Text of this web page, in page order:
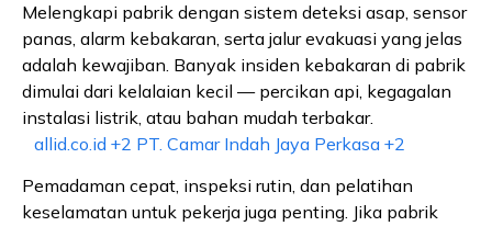
Melengkapi pabrik dengan sistem deteksi asap, sensor
panas, alarm kebakaran, serta jalur evakuasi yang jelas
adalah kewajiban. Banyak insiden kebakaran di pabrik
dimulai dari kelalaian kecil — percikan api, kegagalan
instalasi listrik, atau bahan mudah terbakar.
allid.co.id +2 PT. Camar Indah Jaya Perkasa +2
Pemadaman cepat, inspeksi rutin, dan pelatihan
keselamatan untuk pekerja juga penting. Jika pabrik